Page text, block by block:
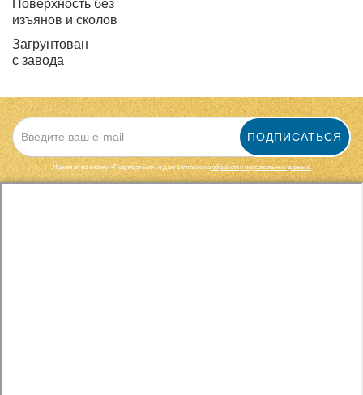
Поверхность без
изъянов и сколов
Загрунтован
с завода
ПОДПИСАТЬСЯ
Нажимая на кнопку «Подписаться», я даю cогласие наобработку персональных данных.